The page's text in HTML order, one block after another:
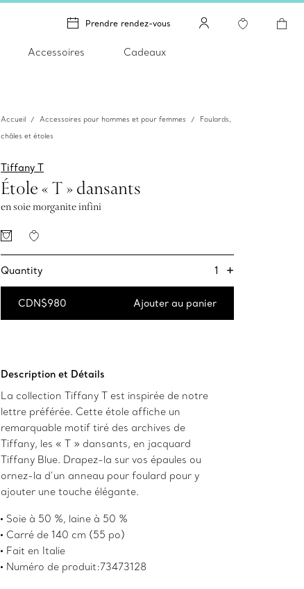
Prendre rendez-vous
Accessoires Cadeaux
Accueil Accessoires pour hommes et pour femmes
Foulards,
châles et étoles
Tiffany T
Étole « T » dansants
en soie morganite infini
Quantity 1 +
CDN$980 Ajouter au panier
Description et Détails
La collection Tiffany T est inspirée de notre
lettre préférée. Cette étole affiche un
remarquable motif tiré des archives de
Tiffany, les « T » dansants, en jacquard
Tiffany Blue. Drapez-la sur vos épaules ou
ornez-la d’un anneau pour foulard pour y
ajouter une touche élégante.
Soie à 50 %, laine à 50 %
Carré de 140 cm (55 po)
Fait en Italie
Numéro de produit:73473128